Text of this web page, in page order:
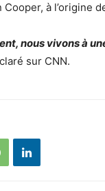
Cooper, à l’origine
nous vivons à
sur CNN.